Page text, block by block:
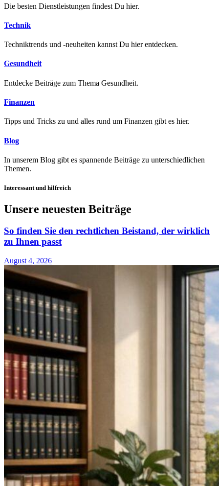
Die besten Dienstleistungen findest Du hier.
Technik
Techniktrends und -neuheiten kannst Du hier entdecken.
Gesundheit
Entdecke Beiträge zum Thema Gesundheit.
Finanzen
Tipps und Tricks zu und alles rund um Finanzen gibt es hier.
Blog
In unserem Blog gibt es spannende Beiträge zu unterschiedlichen
Themen.
Interessant und hilfreich
Unsere neuesten Beiträge
So finden Sie den rechtlichen Beistand, der wirklich
zu Ihnen passt
August 4, 2026